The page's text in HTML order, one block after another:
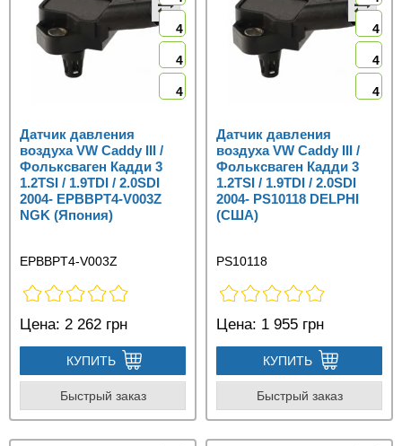
4
4
4
Датчик давления
воздуха VW Caddy III /
Фольксваген Кадди 3
1.2TSI / 1.9TDI / 2.0SDI
2004- EPBBPT4-V003Z
NGK (Япония)
EPBBPT4-V003Z
Цена: 2 262 грн
КУПИТЬ
Быстрый заказ
4
4
4
Датчик давления
воздуха VW Caddy III /
Фольксваген Кадди 3
1.2TSI / 1.9TDI / 2.0SDI
2004- PS10118 DELPHI
(США)
PS10118
Цена: 1 955 грн
КУПИТЬ
Быстрый заказ